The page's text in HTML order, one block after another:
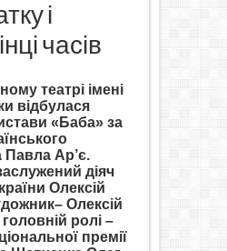
і
часів
театрі імені
відбулася
«Баба» за
Павла Ар’є.
діяч
Олексій
– Олексій
ролі –
премії